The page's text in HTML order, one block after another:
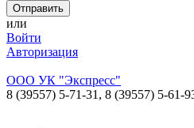
или
Войти
Авторизация
ООО УК "Экспресс"
8 (39557) 5-71-31, 8 (39557) 5-61-